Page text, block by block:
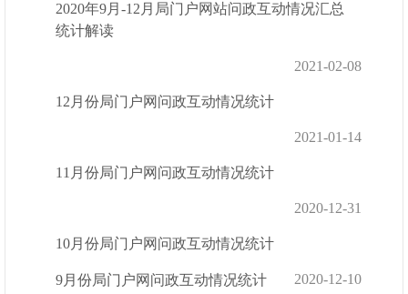
2020年9月-12月局门户网站问政互动情况汇总
统计解读
2021-02-08
12月份局门户网问政互动情况统计
2021-01-14
11月份局门户网问政互动情况统计
2020-12-31
10月份局门户网问政互动情况统计
2020-12-10
9月份局门户网问政互动情况统计